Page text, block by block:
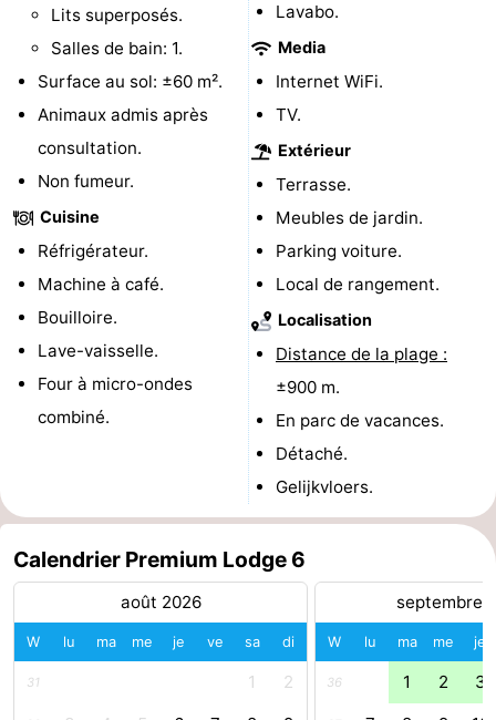
du
vélo
Randonnée
Équitation
Terrains
golf
-
Surfen
Equitation
Boire
et
manger
Événements
Pratiques
Forum
Tram
littoral
Adresses
Flandre-
Lits superposés.
Salles de bain: 1.
Surface au sol: ±60 m².
Animaux admis après
consultation.
Non fumeur.
Cuisine
Réfrigérateur.
Machine à café.
Bouilloire.
Lave-vaisselle.
Four à micro-ondes
combiné.
Lavabo.
Media
Internet WiFi.
TV.
Extérieur
Terrasse.
Meubles de jardin.
Parking voiture.
Local de rangement.
Localisation
Distance de la plage :
±900 m.
En parc de vacances.
Détaché.
Gelijkvloers.
Calendrier Premium Lodge 6
août 2026
W lu ma me je ve sa di
31 1 2
septembre
W lu ma me je
36 1 2 3